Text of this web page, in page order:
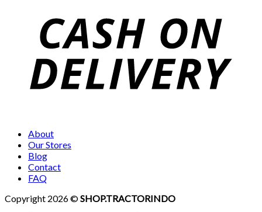
About
Our Stores
Blog
Contact
FAQ
Copyright 2026 ©SHOP.TRACTORINDO